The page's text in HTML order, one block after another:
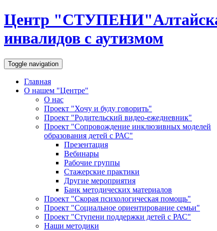
Центр "СТУПЕНИ"
инвалидов с аутизмом
Toggle navigation
Главная
О нашем "Центре"
О нас
Проект "Хочу и буду говорить"
Проект "Родительский видео-ежедневник"
Проект "Сопровождение инклюзивных моделей
образования детей с РАС"
Презентация
Вебинары
Рабочие группы
Стажерские практики
Другие мероприятия
Банк методических материалов
Проект "Скорая психологическая помощь"
Проект "Социальное ориентирование семьи"
Проект "Ступени поддержки детей с РАС"
Наши методики